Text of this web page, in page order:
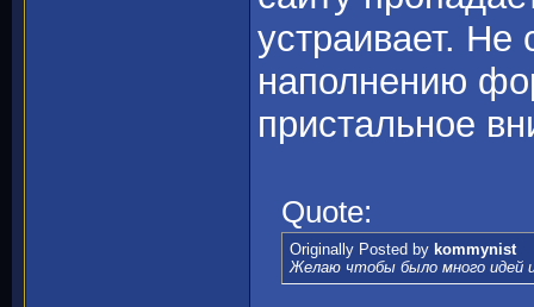
устраивает.
наполнению
пристальное
Quote:
Originally Posted by kommynist
Желаю чтобы было много идей